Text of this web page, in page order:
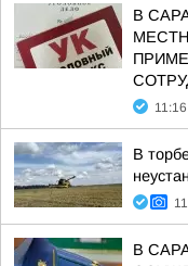
В
11:16
В
В